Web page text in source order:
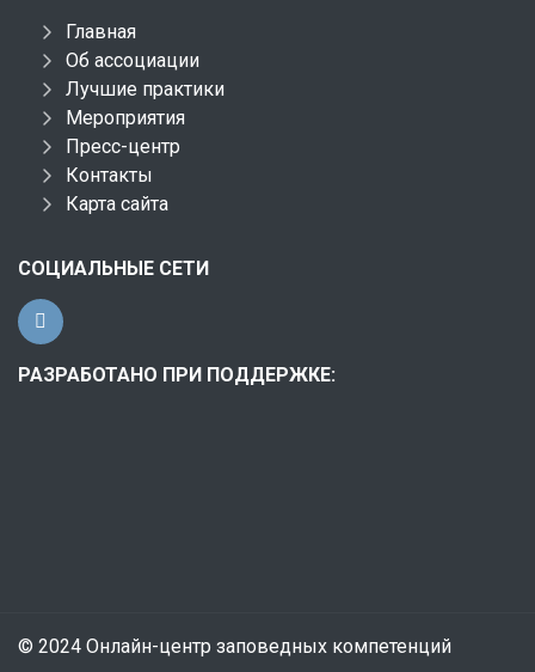
Главная
Об ассоциации
Лучшие практики
Мероприятия
Пресс-центр
Контакты
Карта сайта
СОЦИАЛЬНЫЕ СЕТИ
РАЗРАБОТАНО ПРИ ПОДДЕРЖКЕ:
© 2024 Онлайн-центр заповедных компетенций